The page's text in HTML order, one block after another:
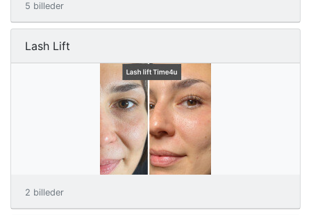
5 billeder
Lash Lift
2 billeder